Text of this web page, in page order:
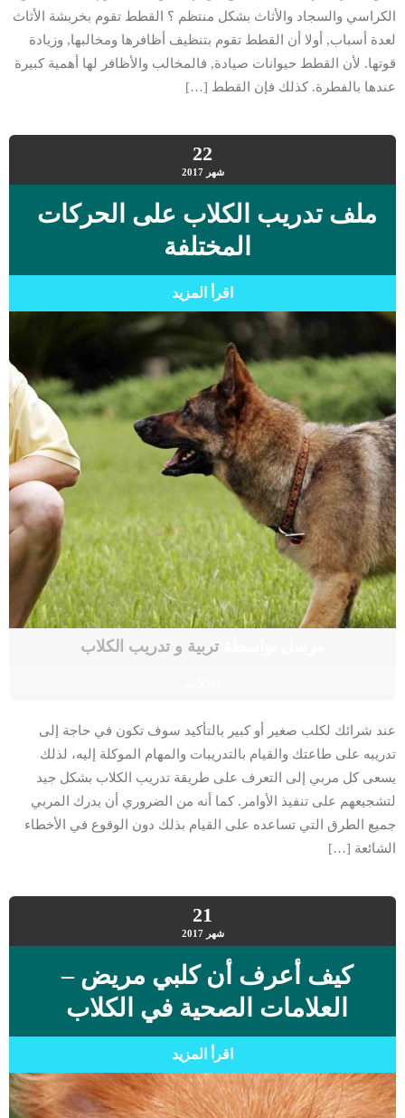
الكراسي والسجاد والأثاث بشكل منتظم ؟ القطط تقوم بخربشة الأثاث
لعدة أسباب, أولا أن القطط تقوم بتنظيف أظافرها ومخالبها, وزيادة
قوتها. لأن القطط حيوانات صيادة, فالمخالب والأظافر لها أهمية كبيرة
عندها بالفطرة. كذلك فإن القطط […]
22
شهر2017
ملف تدريب الكلاب على الحركات
المختلفة
اقرأ المزيد
مرسل بواسطةتربية و تدريب الكلاب
عند شرائك لكلب صغير أو كبير بالتأكيد سوف تكون في حاجة إلى
تدريبه على طاعتك والقيام بالتدريبات والمهام الموكلة إليه، لذلك
يسعى كل مربي إلى التعرف على طريقة تدريب الكلاب بشكل جيد
لتشجيعهم على تنفيذ الأوامر. كما أنه من الضروري أن يدرك المربي
جميع الطرق التي تساعده على القيام بذلك دون الوقوع في الأخطاء
الشائعة […]
21
شهر2017
كيف أعرف أن كلبي مريض –
العلامات الصحية في الكلاب
اقرأ المزيد